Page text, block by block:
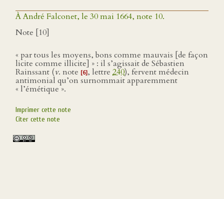
À André Falconet, le 30 mai 1664, note 10.
Note [10]
« par tous les moyens, bons comme mauvais [de façon
licite comme illicite] » : il s’agissait de Sébastien
Rainssant (v. note [6], lettre 240), fervent médecin
antimonial qu’on surnommait apparemment
« l’émétique ».
Imprimer cette note
Citer cette note